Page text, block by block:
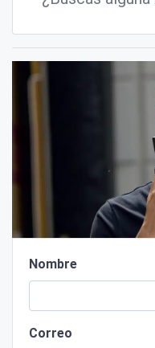
Nombre
Correo